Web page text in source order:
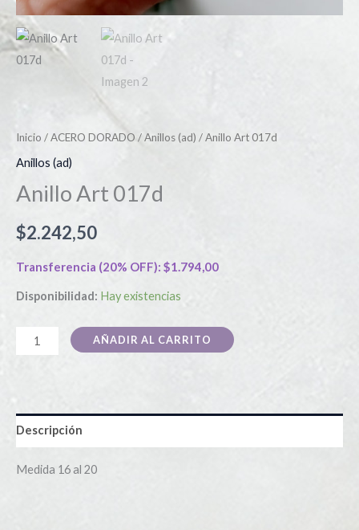
Inicio /ACERO DORADO /Anillos (ad) / Anillo Art 017d
Anillos (ad)
Anillo Art 017d
$2.242,50
Transferencia (20% OFF): $1.794,00
Disponibilidad: Hay existencias
AÑADIR AL CARRITO
Descripción
Medida 16 al 20